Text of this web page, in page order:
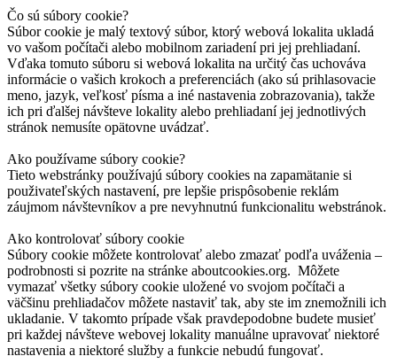
Čo sú súbory cookie?
Súbor cookie je malý textový súbor, ktorý webová lokalita ukladá
vo vašom počítači alebo mobilnom zariadení pri jej prehliadaní.
Vďaka tomuto súboru si webová lokalita na určitý čas uchováva
informácie o vašich krokoch a preferenciách (ako sú prihlasovacie
meno, jazyk, veľkosť písma a iné nastavenia zobrazovania), takže
ich pri ďalšej návšteve lokality alebo prehliadaní jej jednotlivých
stránok nemusíte opätovne uvádzať.
Ako používame súbory cookie?
Tieto webstránky používajú súbory cookies na zapamätanie si
použivateľských nastavení, pre lepšie prispôsobenie reklám
záujmom návštevníkov a pre nevyhnutnú funkcionalitu webstránok.
Ako kontrolovať súbory cookie
Súbory cookie môžete kontrolovať alebo zmazať podľa uváženia –
podrobnosti si pozrite na stránke aboutcookies.org. Môžete
vymazať všetky súbory cookie uložené vo svojom počítači a
väčšinu prehliadačov môžete nastaviť tak, aby ste im znemožnili ich
ukladanie. V takomto prípade však pravdepodobne budete musieť
pri každej návšteve webovej lokality manuálne upravovať niektoré
nastavenia a niektoré služby a funkcie nebudú fungovať.